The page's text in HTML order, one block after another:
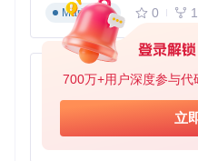
700万+用户深度参与代
立
3.1.2 数据质量评估标准
评估维度
量化标准
图像清晰
2，无模糊
亮度偏差≤20%
Markdown
0 1
AionUi
TypeScript
0 6